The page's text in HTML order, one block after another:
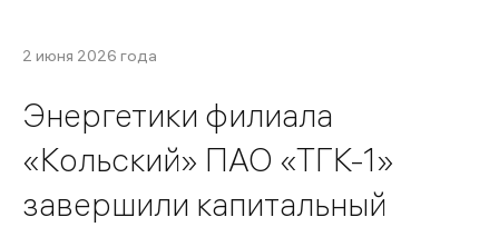
2 июня 2026 года
Энергетики филиала
«Кольский» ПАО «ТГК-1»
завершили капитальный